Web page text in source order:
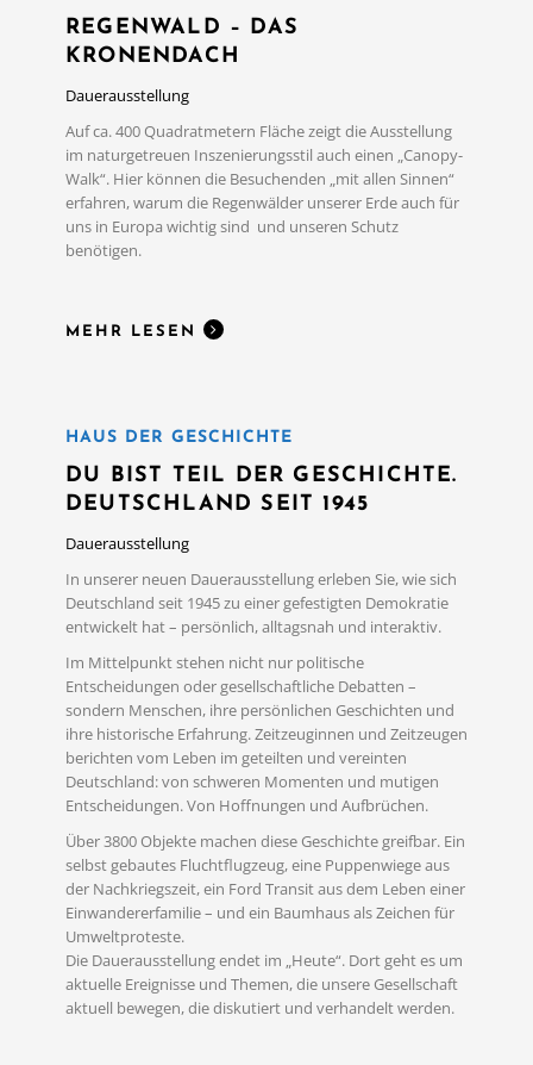
REGENWALD – DAS
KRONENDACH
Dauerausstellung
Auf ca. 400 Quadratmetern Fläche zeigt die Ausstellung
im naturgetreuen Inszenierungsstil auch einen „Canopy-
Walk“. Hier können die Besuchenden „mit allen Sinnen“
erfahren, warum die Regenwälder unserer Erde auch für
uns in Europa wichtig sind und unseren Schutz
benötigen.
MEHR LESEN
MEHR LESEN
HAUS DER GESCHICHTE
DU BIST TEIL DER GESCHICHTE.
DEUTSCHLAND SEIT 1945
Dauerausstellung
In unserer neuen Dauerausstellung erleben Sie, wie sich
Deutschland seit 1945 zu einer gefestigten Demokratie
entwickelt hat – persönlich, alltagsnah und interaktiv.
Im Mittelpunkt stehen nicht nur politische
Entscheidungen oder gesellschaftliche Debatten –
sondern Menschen, ihre persönlichen Geschichten und
ihre historische Erfahrung. Zeitzeuginnen und Zeitzeugen
berichten vom Leben im geteilten und vereinten
Deutschland: von schweren Momenten und mutigen
Entscheidungen. Von Hoffnungen und Aufbrüchen.
Über 3800 Objekte machen diese Geschichte greifbar. Ein
selbst gebautes Fluchtflugzeug, eine Puppenwiege aus
der Nachkriegszeit, ein Ford Transit aus dem Leben einer
Einwandererfamilie – und ein Baumhaus als Zeichen für
Umweltproteste.
Die Dauerausstellung endet im „Heute“. Dort geht es um
aktuelle Ereignisse und Themen, die unsere Gesellschaft
aktuell bewegen, die diskutiert und verhandelt werden.
MEHR LESEN